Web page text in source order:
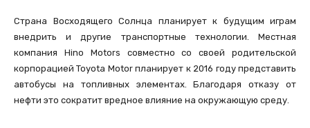
Страна Восходящего Солнца планирует к будущим играм
внедрить и другие транспортные технологии. Местная
компания Hino Motors совместно со своей родительской
корпорацией Toyota Motor планирует к 2016 году представить
автобусы на топливных элементах. Благодаря отказу от
нефти это сократит вредное влияние на окружающую среду.